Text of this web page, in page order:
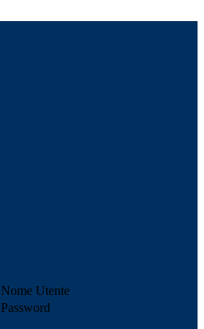
Nome Utente
Password